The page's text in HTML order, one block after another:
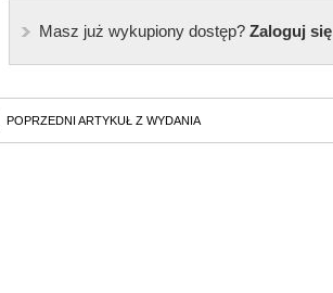
Masz już wykupiony dostęp?Zaloguj się
POPRZEDNI ARTYKUŁ Z WYDANIA